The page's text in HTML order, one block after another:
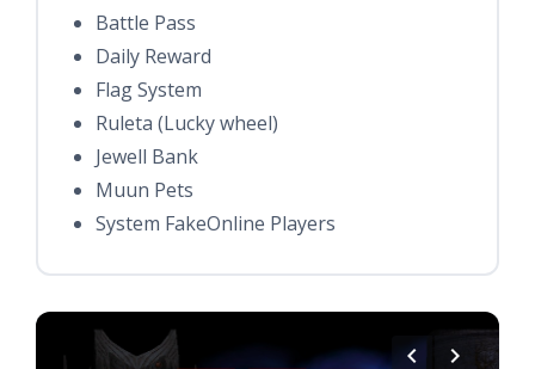
Battle Pass
Daily Reward
Flag System
Ruleta (Lucky wheel)
Jewell Bank
Muun Pets
System FakeOnline Players
chevron_left chevron_right